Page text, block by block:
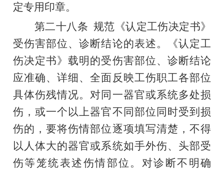
定专用印章。
第二十八条 规范《认定工伤决定书》
受伤害部位、诊断结论的表述。《认定工
伤决定书》载明的受伤害部位、诊断结论
应准确、详细、全面反映工伤职工各部位
具体伤残情况。对同一器官或系统多处损
伤，或一个以上器官不同部位同时受到损
伤的，要将伤情部位逐项填写清楚，不得
以人体大的器官或系统如手外伤、头部受
伤等笼统表述伤情部位。对诊断不明确